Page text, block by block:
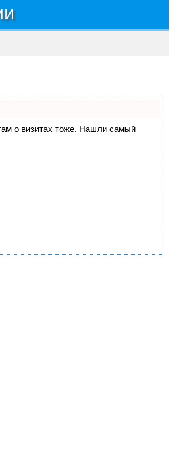
о визитах тоже. Нашли самый